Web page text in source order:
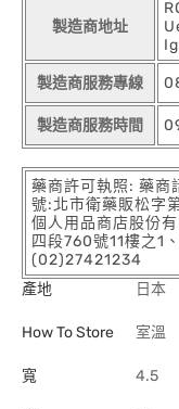
製造商地址
製造商服務專線
製造商服務時間
藥商許可執照: 藥
號:北市衛藥販松字
個人用品商店股份
四段760號11樓之1
(02)27421234
產地
日本
How To Store 室溫
寬 4.5